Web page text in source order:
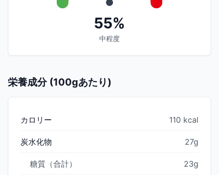
55%
中程度
栄養成分 (100gあたり)
カロリー 110 kcal
炭水化物 27g
糖質（合計） 23g